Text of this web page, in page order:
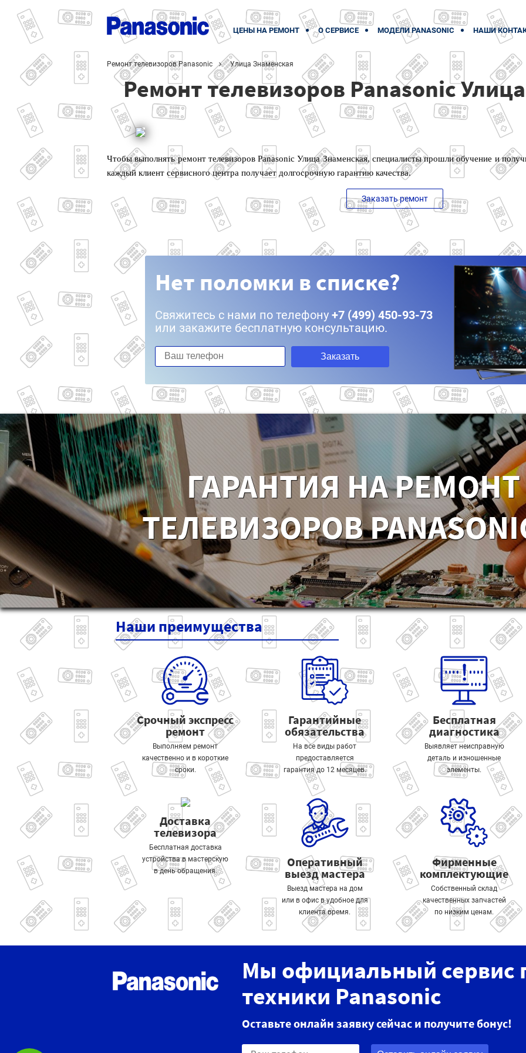
ЦЕНЫ НА РЕМОНТ О СЕРВИСЕ МОДЕЛИ PANASONIC НАШИ
Ремонт телевизоров Panasonic Улица Знаменская
Ремонт телевизоров Panasonic
Чтобы выполнять ремонт телевизоров Panasonic Улица Знаменская, специалисты прошли обучение и
каждый клиент сервисного центра получает долгосрочную гарантию качества.
Заказать ремонт
Нет поломки в списке?
Свяжитесь с нами по телефону +7 (499) 450-93-73
или закажите бесплатную консультацию.
Заказать
ГАРАНТИЯ НА РЕМОНТ
ТЕЛЕВИЗОРОВ
Наши преимущества
Срочный экспресс
ремонт
Выполняем ремонт
качественно и в короткие
сроки.
Гарантийные
обязательства
На все виды работ
предоставляется
гарантия до 12 месяцев.
Бесплатная
диагностика
Выявляет неисправную
деталь и изношенные
элементы.
Доставка
телевизора
Бесплатная доставка
устройства в мастерскую
в день обращения.
Оперативный
выезд мастера
Выезд мастера на дом
или в офис в удобное для
клиента время.
Фирменные
комплектующие
Собственный склад
качественных запчастей
по низким ценам.
Мы официальный сервис
техники Panasonic
Оставьте онлайн заявку сейчас и получите бонус!